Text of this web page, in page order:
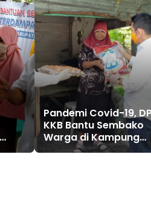
Pandemi Covid-19,
KKB Bantu Sembako
Warga di Kampung
Halaman